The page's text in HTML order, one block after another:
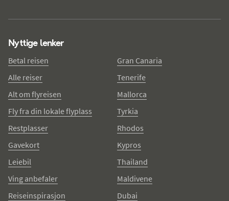
Nyttige lenker
Betal reisen
Alle reiser
Alt om flyreisen
Fly fra din lokale flyplass
Restplasser
Gavekort
Leiebil
Ving anbefaler
Reiseinspirasjon
Gran Canaria
Tenerife
Mallorca
Tyrkia
Rhodos
Kypros
Thailand
Maldivene
Dubai